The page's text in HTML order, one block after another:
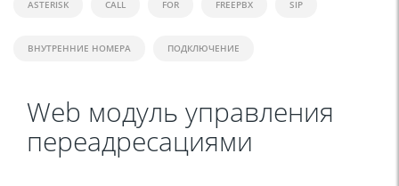
ASTERISK CALL FOR FREEPBX SIP
ВНУТРЕННИЕ НОМЕРА ПОДКЛЮЧЕНИЕ
Web модуль управления
переадресациями